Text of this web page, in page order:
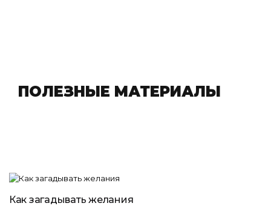
ПОЛЕЗНЫЕ МАТЕРИАЛЫ
Как загадывать желания